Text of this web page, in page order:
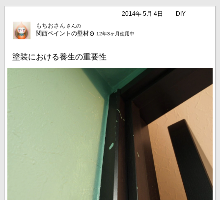
2014年 5月 4日
DIY
もちおさん さんの
関西ペイントの壁材 12年3ヶ月使用中
塗装における養生の重要性